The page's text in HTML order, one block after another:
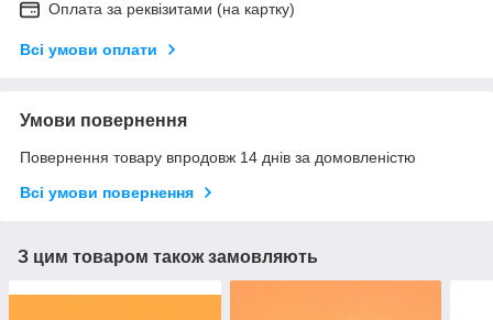
Оплата за реквізитами (на картку)
Всі умови оплати
Умови повернення
Повернення товару впродовж 14 днів за домовленістю
Всі умови повернення
З цим товаром також замовляють